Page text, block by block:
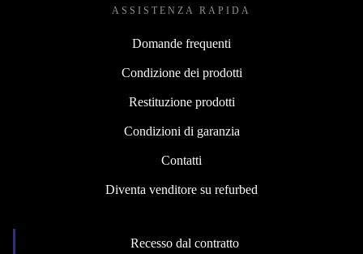
ASSISTENZA RAPIDA
Domande frequenti
Condizione dei prodotti
Restituzione prodotti
Condizioni di garanzia
Contatti
Diventa venditore su refurbed
Recesso dal contratto